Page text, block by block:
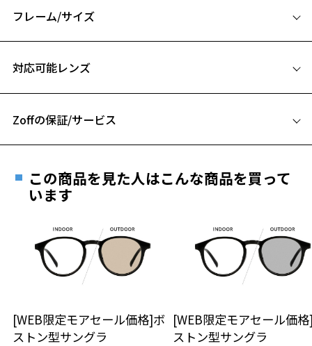
『Zoff NIGHT&DAY SELECT』
別売りの専用フレームにつけることでワンタッチでサングラスに。
フレームとアタッチメントの組み合わせは全6通り。自分好みに自由に
男性に人気のスクエア型。
いです。
機能搭載。
ZN241G10-14E2：ブラック×ブルー系レンズ。
ZN241G10-72A1：ネイビー×グレー系レンズ
【スタイリングポイント】
こちらのアタッチメントをつければ屋外でのアクティビティやドライ
ブでも大活躍！
フレーム/サイズ
お持ちのZoffメガネサイズを確認するには？
仕上がり寸法
対応可能レンズ
フレームとレンズの合計料金を知りたい方へ
Zoffの保証/サービス
Zoffならではの安心サポート
安心1 フレーム１年間品質保証
商品不良により生じた破損等の不具合は、お渡し
日または発送日より１年間修理又は交換させて頂
※保証期間内に交換が行われた場合、保証期間は初期の期間から
延長されません。
この商品を見た人はこんな商品を買って
います
[WEB限定モアセール価格]ボ
ストン型サングラ
[WEB限定モアセール価
ストン型サングラ